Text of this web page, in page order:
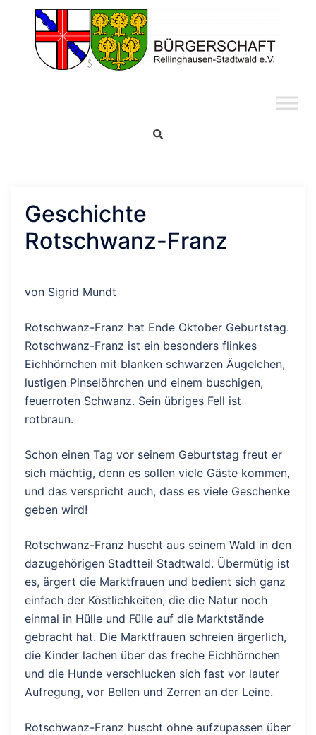
content
Search
Geschichte
Rotschwanz-Franz
von Sigrid Mundt
Rotschwanz-Franz hat Ende Oktober Geburtstag.
Rotschwanz-Franz ist ein besonders flinkes
Eichhörnchen mit blanken schwarzen Äugelchen,
lustigen Pinselöhrchen und einem buschigen,
feuerroten Schwanz. Sein übriges Fell ist
rotbraun.
Schon einen Tag vor seinem Geburtstag freut er
sich mächtig, denn es sollen viele Gäste kommen,
und das verspricht auch, dass es viele Geschenke
geben wird!
Rotschwanz-Franz huscht aus seinem Wald in den
dazugehörigen Stadtteil Stadtwald. Übermütig ist
es, ärgert die Marktfrauen und bedient sich ganz
einfach der Köstlichkeiten, die die Natur noch
einmal in Hülle und Fülle auf die Marktstände
gebracht hat. Die Marktfrauen schreien ärgerlich,
die Kinder lachen über das freche Eichhörnchen
und die Hunde verschlucken sich fast vor lauter
Aufregung, vor Bellen und Zerren an der Leine.
Rotschwanz-Franz huscht ohne aufzupassen über